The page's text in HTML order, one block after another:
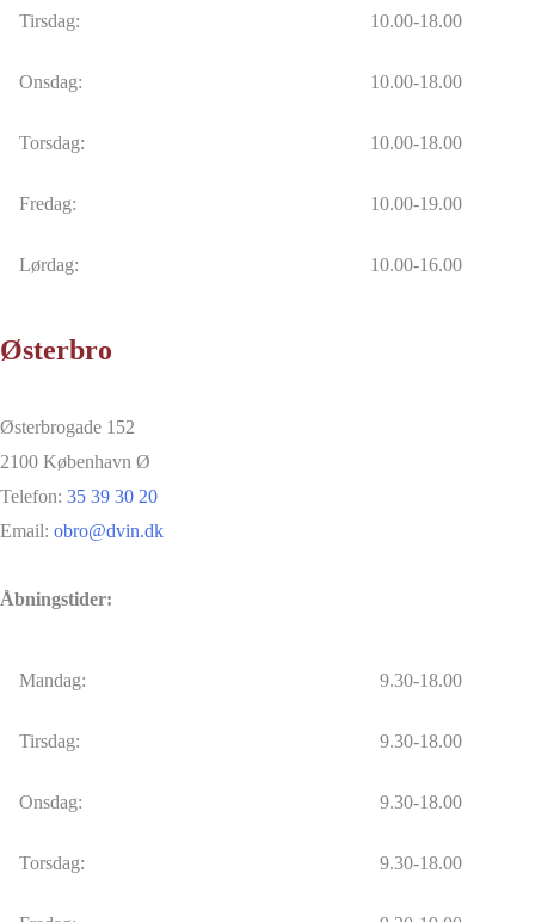
Tirsdag: 10.00-18.00
Onsdag: 10.00-18.00
Torsdag: 10.00-18.00
Fredag: 10.00-19.00
Lørdag: 10.00-16.00
Østerbro
Østerbrogade 152
2100 København Ø
Telefon: 35 39 30 20
Email: obro@dvin.dk
Åbningstider:
Mandag: 9.30-18.00
Tirsdag: 9.30-18.00
Onsdag: 9.30-18.00
Torsdag: 9.30-18.00